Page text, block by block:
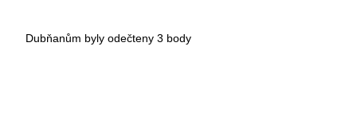
Dubňanům byly odečteny 3 body